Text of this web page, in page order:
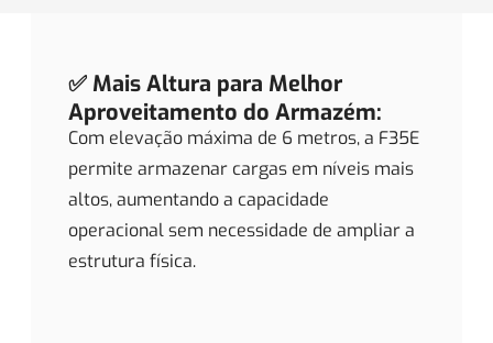
✅ Mais Altura para Melhor
Aproveitamento do Armazém:
Com elevação máxima de 6 metros, a F35E
permite armazenar cargas em níveis mais
altos, aumentando a capacidade
operacional sem necessidade de ampliar a
estrutura física.